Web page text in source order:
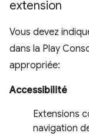
extension
Vous devez
dans la Play
appropriée:
Accessibilité
Extensions
navigation